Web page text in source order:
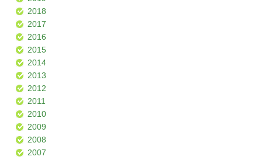
2018
2017
2016
2015
2014
2013
2012
2011
2010
2009
2008
2007